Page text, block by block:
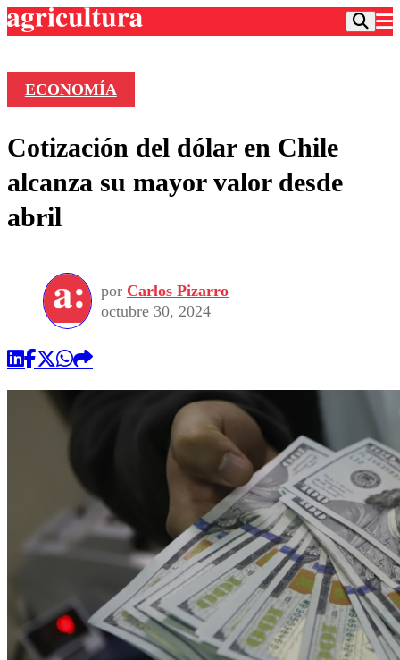
Frecuencias
Deportes
Seleccion Chilena
Torneo Internacional
Universidad de Chile
Economía
Internacional
Sustentabilidad
Publicaciones en medios
Opinión
ECONOMÍA
Cotización del dólar en Chile
alcanza su mayor valor desde
abril
por Carlos Pizarro
octubre 30, 2024